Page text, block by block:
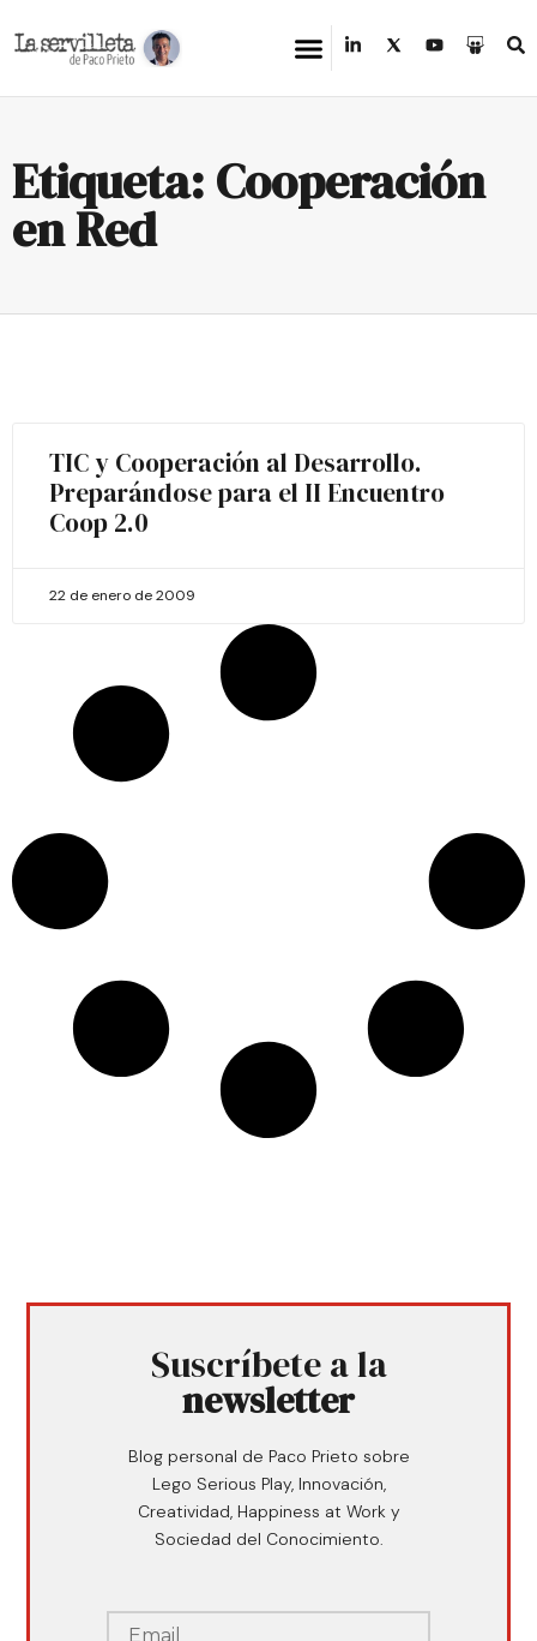
Etiqueta: Cooperación
en Red
TIC y Cooperación al Desarrollo.
Preparándose para el II Encuentro
Coop 2.0
22 de enero de 2009
Suscríbete a la
newsletter
Blog personal de Paco Prieto sobre
Lego Serious Play, Innovación,
Creatividad, Happiness at Work y
Sociedad del Conocimiento.